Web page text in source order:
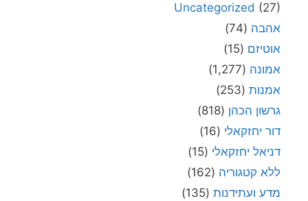
Uncategorized (27)
אהבה (74)
אוטיזם (15)
אמונה (1,277)
אמנות (253)
גרשון הכהן (818)
דור יחזקאלי (16)
דניאל יחזקאלי (15)
ללא קטגוריה (162)
מדע ועתידנות (135)